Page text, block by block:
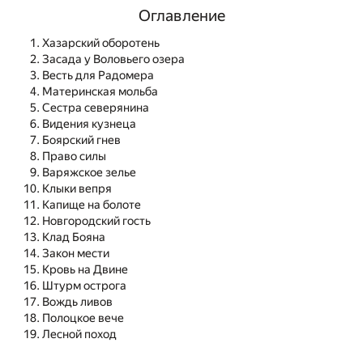
Оглавление
Хазарский оборотень
Засада у Воловьего озера
Весть для Радомера
Материнская мольба
Сестра северянина
Видения кузнеца
Боярский гнев
Право силы
Варяжское зелье
Клыки вепря
Капище на болоте
Новгородский гость
Клад Бояна
Закон мести
Кровь на Двине
Штурм острога
Вождь ливов
Полоцкое вече
Лесной поход